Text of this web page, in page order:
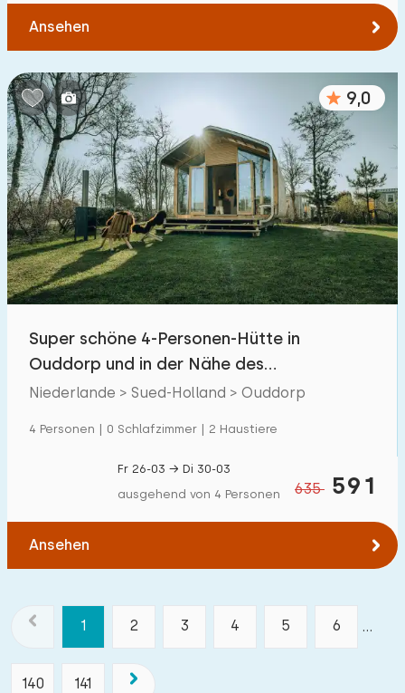
Ansehen
9,0
Super schöne 4-Personen-Hütte in
Ouddorp und in der Nähe des
Nordseestrandes
Niederlande > Sued-Holland > Ouddorp
4 Personen | 0 Schlafzimmer | 2 Haustiere
635 591
Fr 26-03 → Di 30-03
ausgehend von 4 Personen
Ansehen
1 2 3 4 5 6 ...
140 141